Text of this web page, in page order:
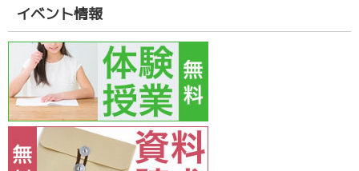
イベント情報